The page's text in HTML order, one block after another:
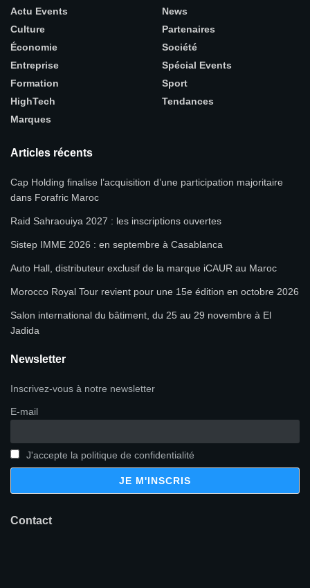
Actu Events
Culture
Économie
Entreprise
Formation
HighTech
Marques
News
Partenaires
Société
Spécial Events
Sport
Tendances
Articles récents
Cap Holding finalise l’acquisition d’une participation majoritaire
dans Forafric Maroc
Raid Sahraouiya 2027 : les inscriptions ouvertes
Sistep IMME 2026 : en septembre à Casablanca
Auto Hall, distributeur exclusif de la marque iCAUR au Maroc
Morocco Royal Tour revient pour une 15e édition en octobre 2026
Salon international du bâtiment, du 25 au 29 novembre à El
Jadida
Newsletter
Inscrivez-vous à notre newsletter
E-mail
J'accepte la politique de confidentialité
Contact